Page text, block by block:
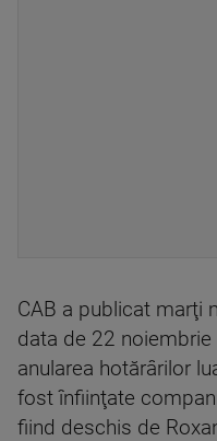
CAB a publicat marţi
data de 22
anularea hotărârilor
fost înfiinţate
fiind deschis de